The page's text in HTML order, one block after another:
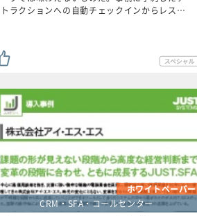
トラクションへの自動チェックインからレス…
ホワイトペーパー
CRM・SFA・コールセンター